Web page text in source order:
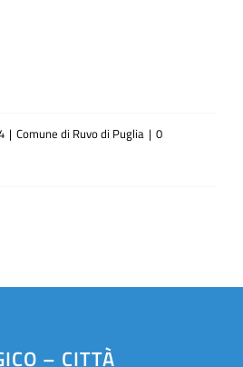
| Comune di Ruvo di Puglia | 0
– CITTÀ